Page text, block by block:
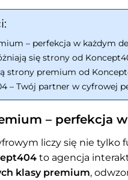
– perfekcja w każdym
się strony od
strony premium od
– Twój partner w cyfrowej
– perfekcja
liczy się nie tylko
to agencja
klasy premium,